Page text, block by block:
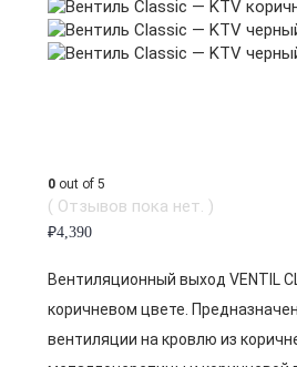
0 out of 5
( Отзывов пока нет. )
₽4,390
Вентиляционный выход VENTIL
коричневом цвете.
вентиляции на кровлю из